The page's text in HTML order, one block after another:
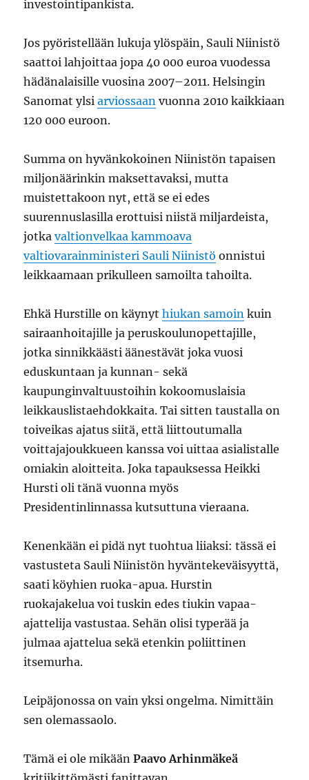
investointipankista.
Jos pyöristellään lukuja ylöspäin, Sauli Niinistö
saattoi lahjoittaa jopa 40 000 euroa vuodessa
hädänalaisille vuosina 2007–2011. Helsingin
Sanomat ylsiarviossaan vuonna 2010 kaikkiaan
120 000 euroon.
Summa on hyvänkokoinen Niinistön tapaisen
miljonäärinkin maksettavaksi, mutta
muistettakoon nyt, että se ei edes
suurennuslasilla erottuisi niistä miljardeista,
jotkavaltionvelkaa kammoava
valtiovarainministeri Sauli Niinistö onnistui
leikkaamaan prikulleen samoilta tahoilta.
Ehkä Hurstille on käynythiukan samoin kuin
sairaanhoitajille ja peruskoulunopettajille,
jotka sinnikkäästi äänestävät joka vuosi
eduskuntaan ja kunnan- sekä
kaupunginvaltuustoihin kokoomuslaisia
leikkauslistaehdokkaita. Tai sitten taustalla on
toiveikas ajatus siitä, että liittoutumalla
voittajajoukkueen kanssa voi uittaa asialistalle
omiakin aloitteita. Joka tapauksessa Heikki
Hursti oli tänä vuonna myös
Presidentinlinnassa kutsuttuna vieraana.
Kenenkään ei pidä nyt tuohtua liiaksi: tässä ei
vastusteta Sauli Niinistön hyväntekeväisyyttä,
saati köyhien ruoka-apua. Hurstin
ruokajakelua voi tuskin edes tiukin vapaa-
ajattelija vastustaa. Sehän olisi typerää ja
julmaa ajattelua sekä etenkin poliittinen
itsemurha.
Leipäjonossa on vain yksi ongelma. Nimittäin
sen olemassaolo.
Tämä ei ole mikäänPaavo Arhinmäkeä